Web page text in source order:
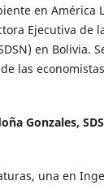
en América
Ejecutiva de
en Bolivia.
las
Gonzales,
una en